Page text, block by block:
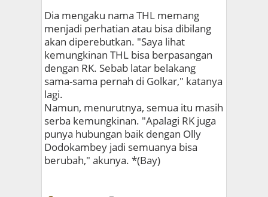
Dia mengaku nama THL memang
menjadi perhatian atau bisa dibilang
akan diperebutkan. "Saya lihat
kemungkinan THL bisa berpasangan
dengan RK. Sebab latar belakang
sama-sama pernah di Golkar," katanya
lagi.
Namun, menurutnya, semua itu masih
serba kemungkinan. "Apalagi RK juga
punya hubungan baik dengan Olly
Dodokambey jadi semuanya bisa
berubah," akunya. *(Bay)